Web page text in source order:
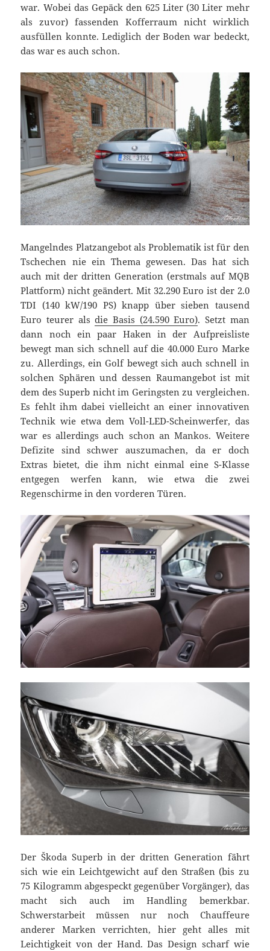
war. Wobei das Gepäck den 625 Liter (30 Liter mehr
als zuvor) fassenden Kofferraum nicht wirklich
ausfüllen konnte. Lediglich der Boden war bedeckt,
das war es auch schon.
Mangelndes Platzangebot als Problematik ist für den
Tschechen nie ein Thema gewesen. Das hat sich
auch mit der dritten Generation (erstmals auf MQB
Plattform) nicht geändert. Mit 32.290 Euro ist der 2.0
TDI (140 kW/190 PS) knapp über sieben tausend
Euro teurer alsdie Basis (24.590 Euro). Setzt man
dann noch ein paar Haken in der Aufpreisliste
bewegt man sich schnell auf die 40.000 Euro Marke
zu. Allerdings, ein Golf bewegt sich auch schnell in
solchen Sphären und dessen Raumangebot ist mit
dem des Superb nicht im Geringsten zu vergleichen.
Es fehlt ihm dabei vielleicht an einer innovativen
Technik wie etwa dem Voll-LED-Scheinwerfer, das
war es allerdings auch schon an Mankos. Weitere
Defizite sind schwer auszumachen, da er doch
Extras bietet, die ihm nicht einmal eine S-Klasse
entgegen werfen kann, wie etwa die zwei
Regenschirme in den vorderen Türen.
Der Škoda Superb in der dritten Generation fährt
sich wie ein Leichtgewicht auf den Straßen (bis zu
75 Kilogramm abgespeckt gegenüber Vorgänger), das
macht sich auch im Handling bemerkbar.
Schwerstarbeit müssen nur noch Chauffeure
anderer Marken verrichten, hier geht alles mit
Leichtigkeit von der Hand. Das Design scharf wie